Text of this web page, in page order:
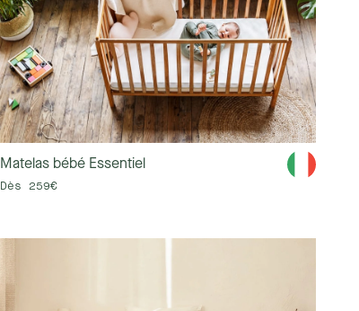
Matelas bébé Essentiel
Dès 259€